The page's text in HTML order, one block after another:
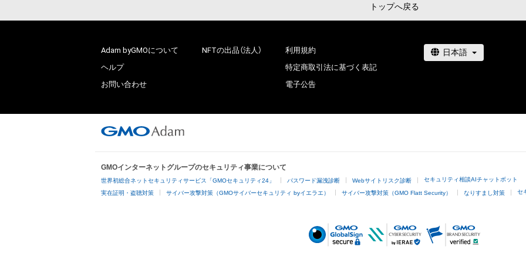
トップへ戻る
Adam byGMOについて
ヘルプ
お問い合わせ
NFTの出品（法人）
利用規約
特定商取引法に基づく表記
電子公告
GMOインターネットグループのセキュリティ事業について
世界初総合ネットセキュリティサービス「GMOセキュリティ24」 パスワード漏洩診断 Webサイトリスク診断 セキュリティ相談AIチャットボット
実在証明・盗聴対策 サイバー攻撃対策（GMOサイバーセキュリティ byイエラエ） サイバー攻撃対策（GMO Flatt Security） なりすまし対策 セ